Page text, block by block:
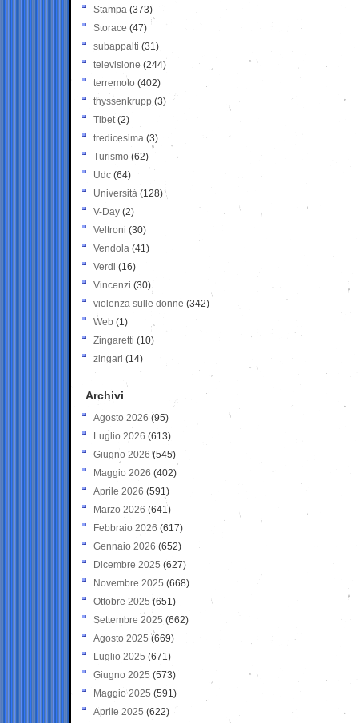
Stampa (373)
Storace (47)
subappalti (31)
televisione(244)
terremoto (402)
thyssenkrupp (3)
Tibet(2)
tredicesima (3)
Turismo (62)
Udc (64)
Università (128)
V-Day (2)
Veltroni (30)
Vendola (41)
Verdi (16)
Vincenzi (30)
violenza sulle donne (342)
Web (1)
Zingaretti (10)
zingari (14)
Archivi
Agosto 2026 (95)
Luglio 2026 (613)
Giugno 2026 (545)
Maggio 2026 (402)
Aprile 2026 (591)
Marzo 2026 (641)
Febbraio 2026 (617)
Gennaio 2026 (652)
Dicembre 2025 (627)
Novembre 2025 (668)
Ottobre 2025 (651)
Settembre 2025 (662)
Agosto 2025 (669)
Luglio 2025 (671)
Giugno 2025 (573)
Maggio 2025 (591)
Aprile 2025 (622)